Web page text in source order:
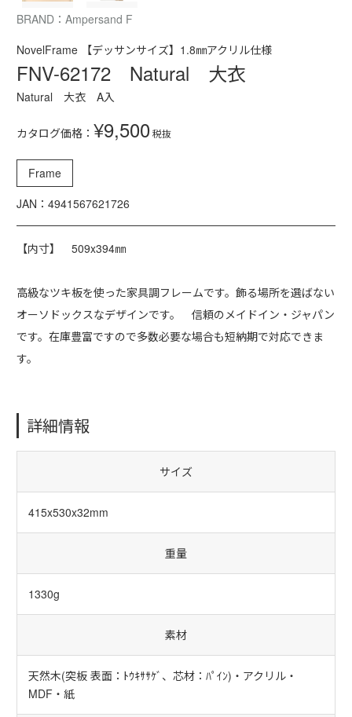
BRAND：Ampersand F
NovelFrame 【デッサンサイズ】1.8㎜アクリル仕様
FNV-62172 Natural 大衣
Natural 大衣 A入
カタログ価格： ¥9,500税抜
Frame
JAN：4941567621726
【内寸】 509x394㎜
高級なツキ板を使った家具調フレームです。飾る場所を選ばない
オーソドックスなデザインです。 信頼のメイドイン・ジャパン
です。在庫豊富ですので多数必要な場合も短納期で対応できま
す。
詳細情報
サイズ
415x530x32mm
重量
1330g
素材
天然木(突板 表面：ﾄｳｷｻｻｹﾞ、芯材：ﾊﾟｲﾝ)・アクリル・
MDF・紙